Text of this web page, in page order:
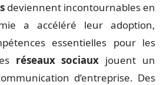
deviennent incontournables en
a accéléré leur adoption,
essentielles pour les
réseaux sociaux jouent un
d’entreprise. Des